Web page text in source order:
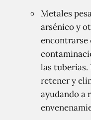
Metales
arsénico y
encontrarse
las tuberías.
retener y
ayudando a